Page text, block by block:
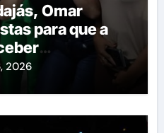
Omar
para que a
do
2026